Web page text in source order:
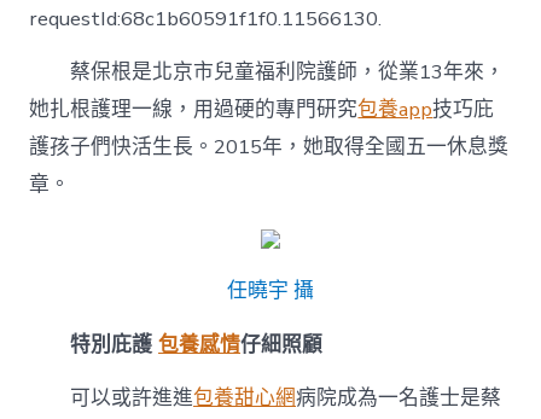
護
孤
殘
兒
童
requestId:68c1b60591f1f0.11566130.
蔡保根是北京市兒童福利院護師，從業13年來，
她扎根護理一線，用過硬的專門研究包養app技巧庇
護孩子們快活生長。2015年，她取得全國五一休息獎
章。
任曉宇 攝
特別庇護包養感情仔細照顧
可以或許進進包養甜心網病院成為一名護士是蔡